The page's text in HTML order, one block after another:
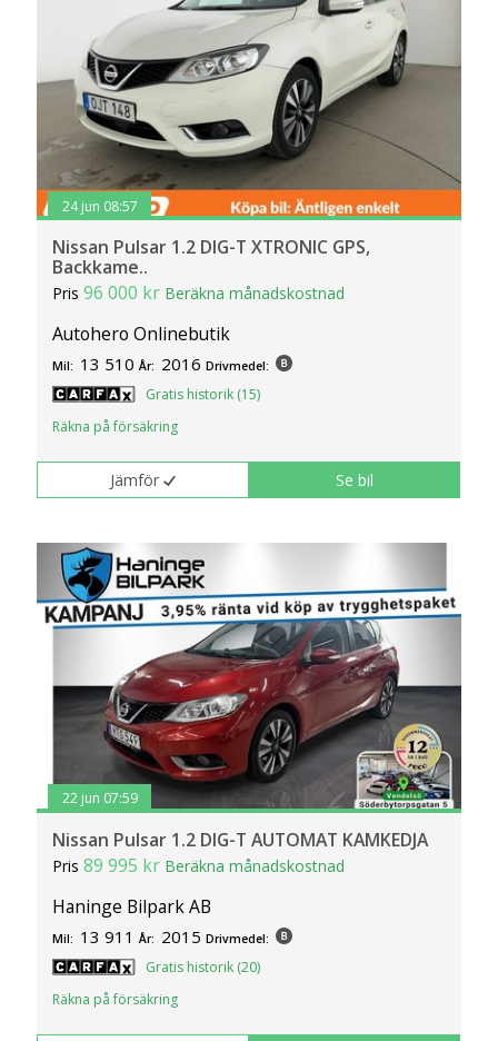
24 jun 08:57
Nissan Pulsar 1.2 DIG-T XTRONIC GPS,
Backkame..
Pris96 000 kr Beräkna månadskostnad
Autohero Onlinebutik
Mil: 13 510 År: 2016 Drivmedel:
Gratis historik (15)
Räkna på försäkring
Jämför Se bil
22 jun 07:59
Nissan Pulsar 1.2 DIG-T AUTOMAT KAMKEDJA
Pris89 995 kr Beräkna månadskostnad
Haninge Bilpark AB
Mil: 13 911 År: 2015 Drivmedel:
Gratis historik (20)
Räkna på försäkring